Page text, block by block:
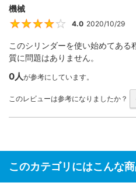
機械
4
4.0 2020/10/29
このシリンダーを使い始めてある
質に問題はありません。
0人が参考にしています。
このレビューは参考になりましたか？
このカテゴリにはこんな